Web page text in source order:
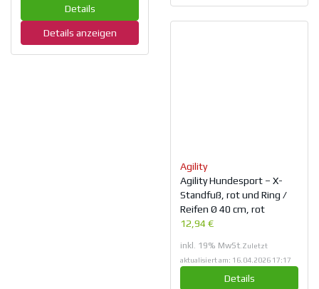
Details
Details anzeigen
Agility
Agility Hundesport – X-
Standfuß, rot und Ring /
Reifen Ø 40 cm, rot
12,94 €
inkl. 19% MwSt.Zuletzt
aktualisiert am: 16.04.2026 17:17
Details